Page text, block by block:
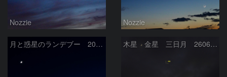
Nozzie Nozzie
月と惑星のランデブー 2026/06/19 木星 金星 三日月 260618